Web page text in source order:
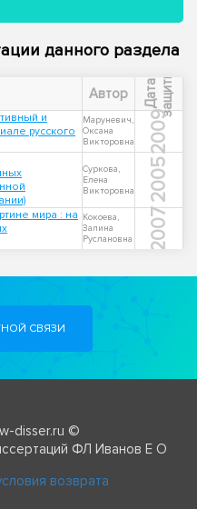
данного раздела
Автор Д
а
т
а
з
а
щ
и
т ы
и
русского
Маруневич,
Оксана
Викторовна
2009
Суркова,
Елена
Викторовна
2005
мира : на Кокоева,
Залина
Руслановна
2007
СВЯЗИ
disser.ru ©
ФЛ Иванов Е О
возврата